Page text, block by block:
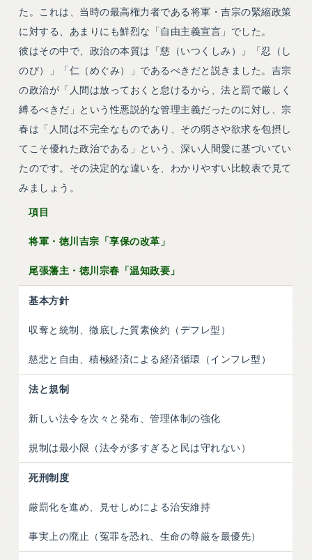
た。これは、当時の最高権力者である将軍・吉宗の緊縮政策
に対する、あまりにも鮮烈な「自由主義宣言」でした。
彼はその中で、政治の本質は「慈（いつくしみ）」「忍（し
のび）」「仁（めぐみ）」であるべきだと説きました。吉宗
の政治が「人間は放っておくと怠けるから、法と罰で厳しく
縛るべきだ」という性悪説的な管理主義だったのに対し、宗
春は「人間は不完全なものであり、その弱さや欲求を包摂し
てこそ優れた政治である」という、深い人間愛に基づいてい
たのです。その決定的な違いを、わかりやすい比較表で見て
みましょう。
項目
将軍・徳川吉宗「享保の改革」
尾張藩主・徳川宗春「温知政要」
基本方針
収奪と統制、徹底した質素倹約（デフレ型）
慈悲と自由、積極経済による経済循環（インフレ型）
法と規制
新しい法令を次々と発布、管理体制の強化
規制は最小限（法令が多すぎると民は守れない）
死刑制度
厳罰化を進め、見せしめによる治安維持
事実上の廃止（冤罪を恐れ、生命の尊厳を最優先）